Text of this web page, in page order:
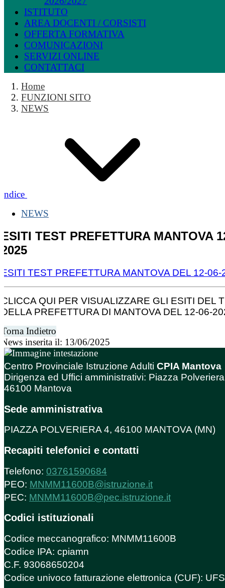
ISTITUTO
AREA DOCENTI / CORSISTI
OFFERTA FORMATIVA
COMUNICAZIONI
SERVIZI ONLINE
CONTATTACI
Home
FUNZIONI SITO
NEWS
Indice
NEWS
ESITI TEST PREFETTURA MANTOVA
2025
ESITI TEST PREFETTURA MANTOVA DEL 12-06-
CLICCA QUI PER VISUALIZZARE GLI ESITI DEL
DELLA PREFETTURA DI MANTOVA DEL 12-06-
Torna Indietro
News inserita il: 13/06/2025
Centro Provinciale Istruzione Adulti CPIA Mantova
Dirigenza ed Uffici amministrativi: Piazza
46100 Mantova
Sede amministrativa
PIAZZA POLVERIERA 4, 46100 MANTOVA (MN)
Recapiti telefonici e contatti
Telefono: 03761590684
PEO: MNMM11600B@istruzione.it
PEC: MNMM11600B@pec.istruzione.it
Codici istituzionali
Codice meccanografico: MNMM11600B
Codice IPA: cpiamn
C.F. 93068650204
Codice univoco fatturazione elettronica (CUF):